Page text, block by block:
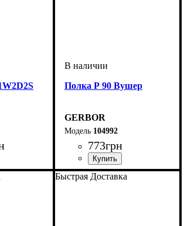
Полка Р 90 Вушер
GERBOR
104992
773грн
Быстрая Доставка